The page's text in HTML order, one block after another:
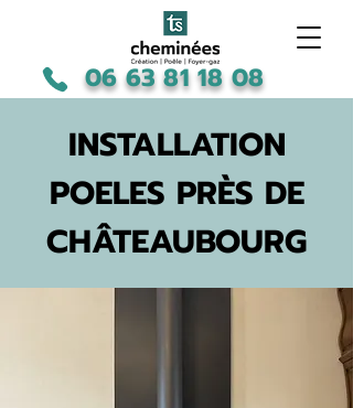
06 63 81 18 08
INSTALLATION
POELES PRÈS DE
CHÂTEAUBOURG